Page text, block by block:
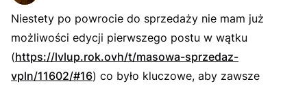
Niestety po powrocie do sprzedaży nie mam już
możliwości edycji pierwszego postu w wątku
(https://lvlup.rok.ovh/t/masowa-sprzedaz-
vpln/11602/#16) co było kluczowe, aby zawsze